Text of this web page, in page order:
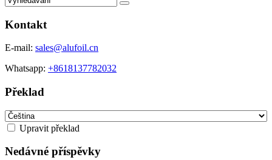
Kontakt
E-mail: sales@alufoil.cn
Whatsapp: +8618137782032
Překlad
Upravit překlad
Nedávné příspěvky